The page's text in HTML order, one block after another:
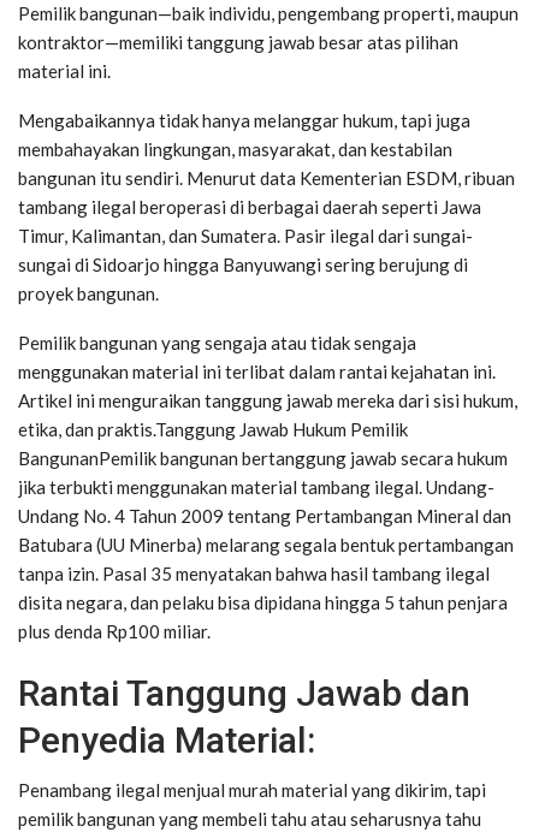
Pemilik bangunan—baik individu, pengembang properti, maupun
kontraktor—memiliki tanggung jawab besar atas pilihan
material ini.
Mengabaikannya tidak hanya melanggar hukum, tapi juga
membahayakan lingkungan, masyarakat, dan kestabilan
bangunan itu sendiri. Menurut data Kementerian ESDM, ribuan
tambang ilegal beroperasi di berbagai daerah seperti Jawa
Timur, Kalimantan, dan Sumatera. Pasir ilegal dari sungai-
sungai di Sidoarjo hingga Banyuwangi sering berujung di
proyek bangunan.
Pemilik bangunan yang sengaja atau tidak sengaja
menggunakan material ini terlibat dalam rantai kejahatan ini.
Artikel ini menguraikan tanggung jawab mereka dari sisi hukum,
etika, dan praktis.Tanggung Jawab Hukum Pemilik
BangunanPemilik bangunan bertanggung jawab secara hukum
jika terbukti menggunakan material tambang ilegal. Undang-
Undang No. 4 Tahun 2009 tentang Pertambangan Mineral dan
Batubara (UU Minerba) melarang segala bentuk pertambangan
tanpa izin. Pasal 35 menyatakan bahwa hasil tambang ilegal
disita negara, dan pelaku bisa dipidana hingga 5 tahun penjara
plus denda Rp100 miliar.
Rantai Tanggung Jawab dan
Penyedia Material:
Penambang ilegal menjual murah material yang dikirim, tapi
pemilik bangunan yang membeli tahu atau seharusnya tahu